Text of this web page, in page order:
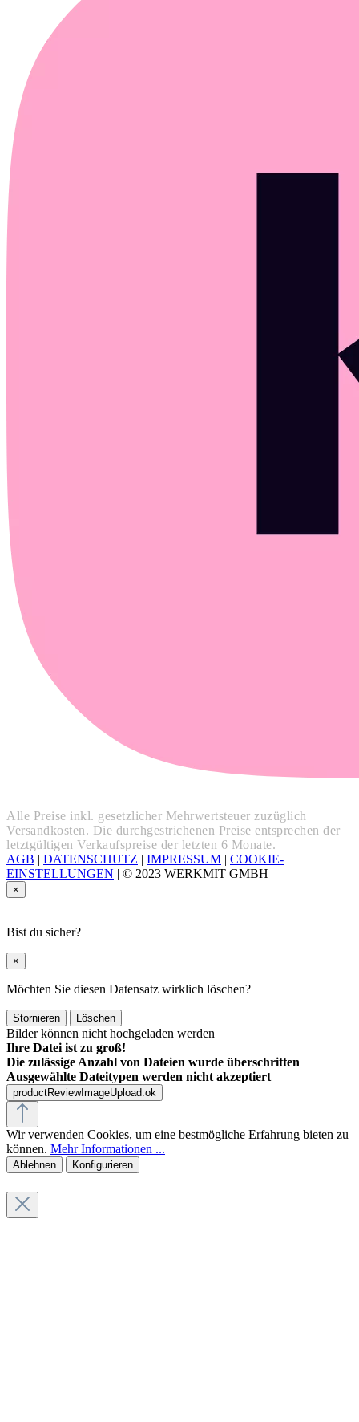
Alle Preise inkl. gesetzlicher Mehrwertsteuer zuzüglich
Versandkosten. Die durchgestrichenen Preise entsprechen der
letztgültigen Verkaufspreise der letzten 6 Monate.
AGB | DATENSCHUTZ | IMPRESSUM | COOKIE-
EINSTELLUNGEN | © 2023 WERKMIT GMBH
×
Bist du sicher?
×
Möchten Sie diesen Datensatz wirklich löschen?
Stornieren Löschen
Bilder können nicht hochgeladen werden
Ihre Datei ist zu groß!
Die zulässige Anzahl von Dateien wurde überschritten
Ausgewählte Dateitypen werden nicht akzeptiert
productReviewImageUpload.ok
Wir verwenden Cookies, um eine bestmögliche Erfahrung bieten zu
können. Mehr Informationen ...
Ablehnen Konfigurieren